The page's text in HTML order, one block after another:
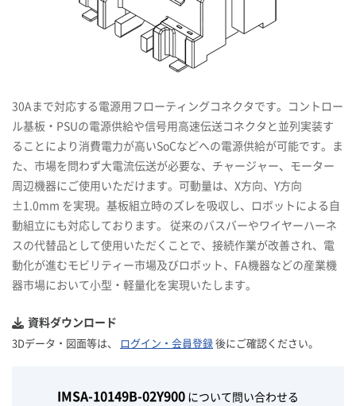
30Aまで対応する電源用フローティングコネクタです。コントロー
ル基板・PSUの電源供給や信号用高速伝送コネクタと並列実装す
ることにより消費電力が高いSoCなどへの電源供給が可能です。ま
た、市場を問わず大電流伝送が必要な、チャージャー、モーター
周辺機器にご使用いただけます。可動量は、X方向、Y方向
±1.0mm を実現。基板組立時のズレを吸収し、ロボットによる自
動組立にも対応しております。 従来のバスバーやワイヤーハーネ
スの代替品として使用いただくことで、接続作業が改善され、電
動化が進むモビリティー市場及びロボット、FA機器などの産業機
器市場において小型・軽量化を実現いたします。
資料ダウンロード
3Dデータ・図面等は、 ログイン・会員登録後にご確認ください。
IMSA-10149B-02Y900 について問い合わせる